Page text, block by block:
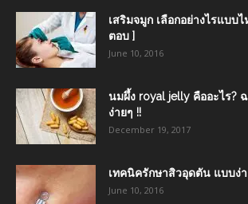
เสริมจมูก เลือกอย่างไรแบบ
ตอบ ]
June 10, 2016
นมผึ้ง royal jelly คืออะไร?
ง่ายๆ !!
December 19, 2017
เทคนิครักษาสิวอุดตัน แบบง่า
June 10, 2016